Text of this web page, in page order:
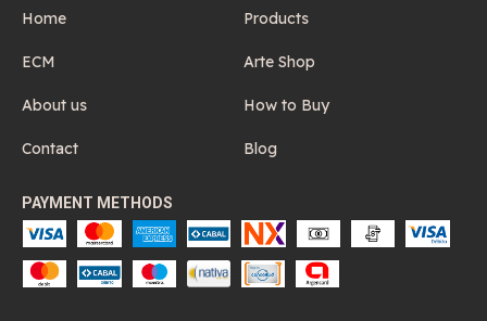
Home Products
ECM Arte Shop
About us How to Buy
Contact Blog
PAYMENT METHODS